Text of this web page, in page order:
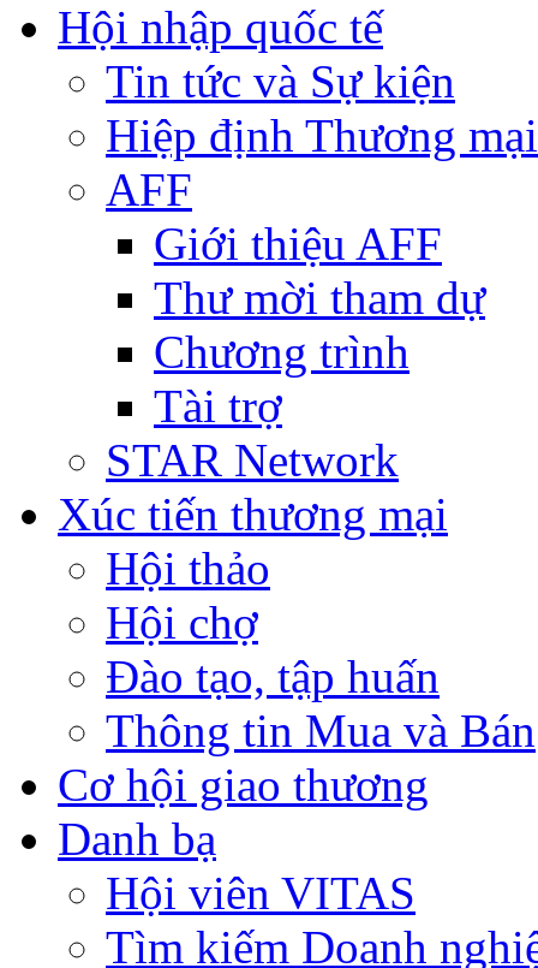
Hội nhập quốc tế
Tin tức và Sự kiện
Hiệp định Thương
AFF
Giới thiệu AFF
Thư mời tham dự
Chương trình
Tài trợ
STAR Network
Xúc tiến thương mại
Hội thảo
Hội chợ
Đào tạo, tập huấn
Thông tin Mua và Bán
Cơ hội giao thương
Danh bạ
Hội viên VITAS
Tìm kiếm Doanh